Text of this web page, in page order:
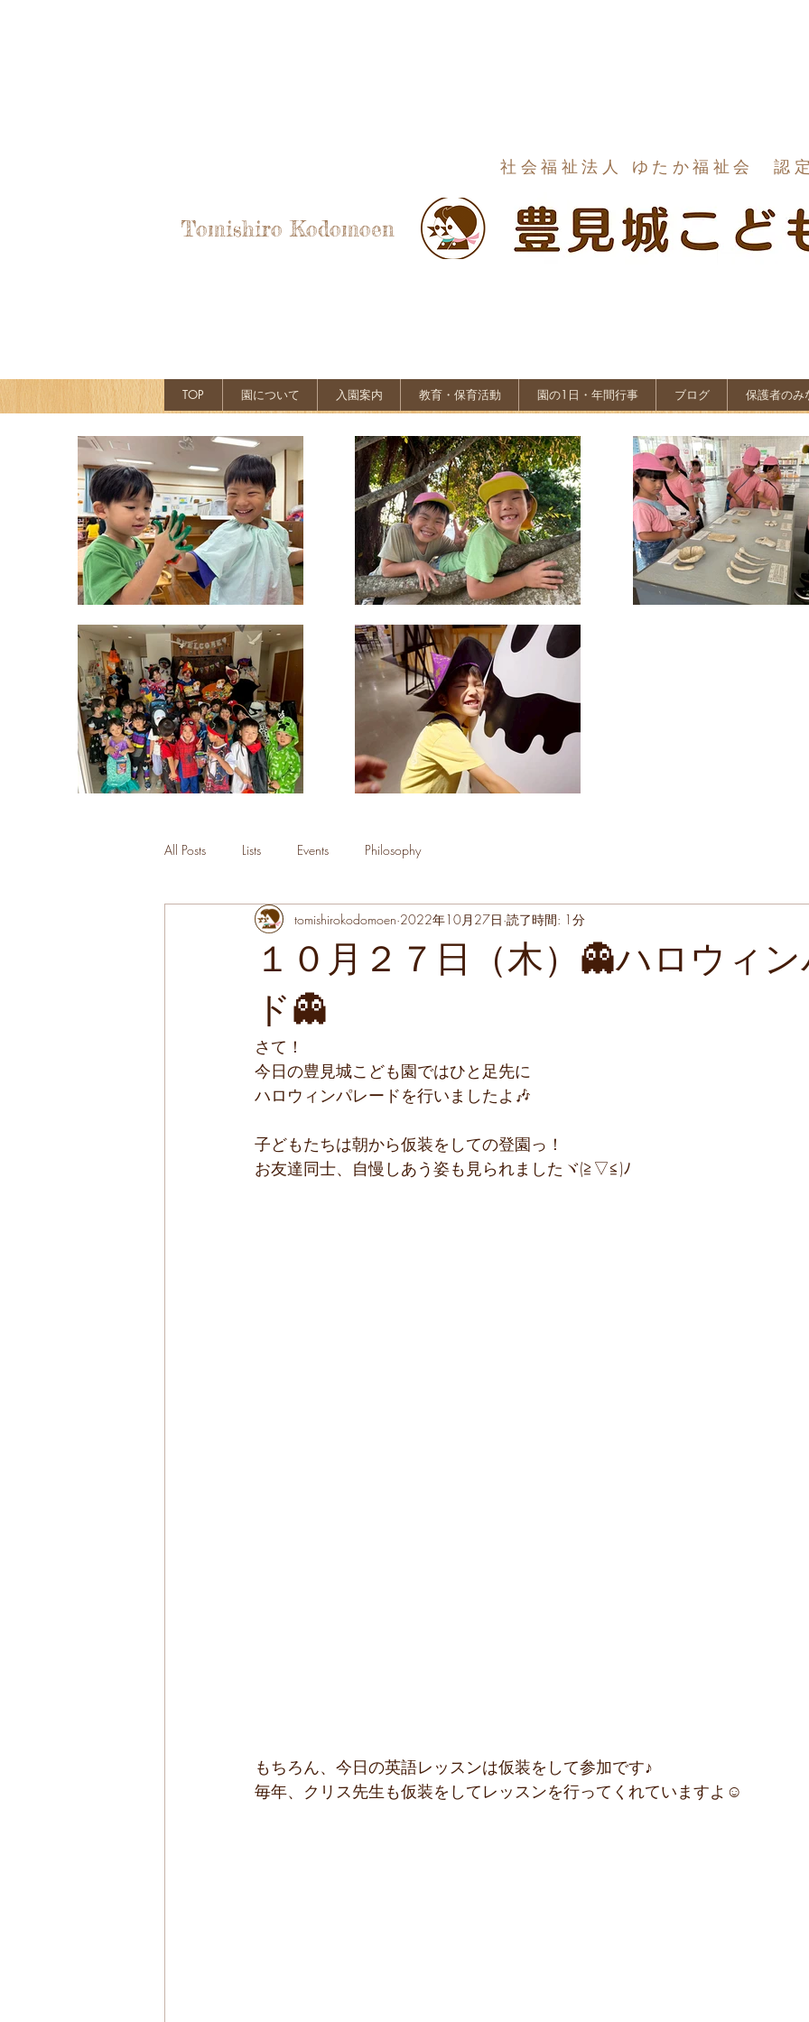
社会福祉法人 ゆたか福祉会 認
Tomishiro Kodomoen
TOP 園について 入園案内 教育・保育活動 園の1日・年間行事 ブログ 保護者のみ
All Posts Lists Events Philosophy
１０月２７日（木）👻ハロウィ
ド👻
tomishirokodomoen 2022年10月27日 読了時間: 1分
さて！
今日の豊見城こども園ではひと足先に
ハロウィンパレードを行いましたよ🎶
子どもたちは朝から仮装をしての登園っ！
お友達同士、自慢しあう姿も見られましたヾ(≧▽≦)ﾉ
もちろん、今日の英語レッスンは仮装をして参加です♪
毎年、クリス先生も仮装をしてレッスンを行ってくれていますよ☺